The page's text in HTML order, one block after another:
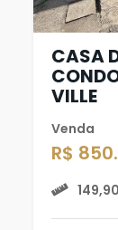
CASA
VILLE
Venda
R$